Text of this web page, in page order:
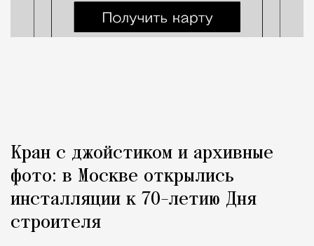
Кран с джойстиком и архивные
фото: в Москве открылись
инсталляции к 70-летию Дня
строителя